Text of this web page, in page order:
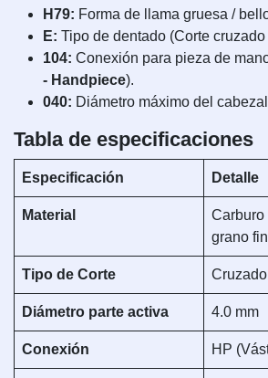
H79: Forma de llama gruesa /
E: Tipo de dentado (Corte cruzado
104: Conexión para pieza de
- Handpiece).
040: Diámetro máximo del
Tabla de especificaciones
Especificación Detalle
Material
Carburo
grano
Tipo de Corte
Diámetro parte activa 4.0 mm
Conexión HP